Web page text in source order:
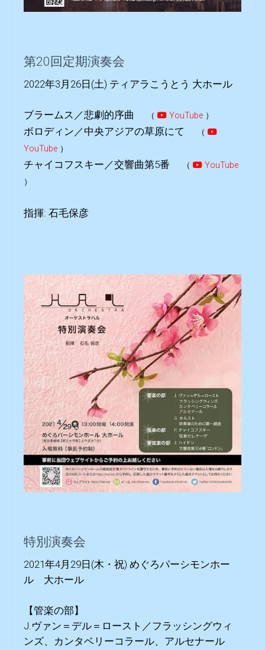
第20回定期演奏会
2022年3月26日(土) ティアラこうとう 大ホール
ブラームス／悲劇的序曲 （ YouTube ）
ボロディン／中央アジアの草原にて
（
YouTube ）
チャイコフスキー／交響曲第5番 （
YouTube
）
指揮: 石毛保彦
特別演奏会
2021年4月29日(木・祝) めぐろパーシモンホー
ル 大ホール
【管楽の部】
J.ヴァン＝デル＝ロースト／フラッシングウィ
ンズ、カンタベリーコラール、アルセナール